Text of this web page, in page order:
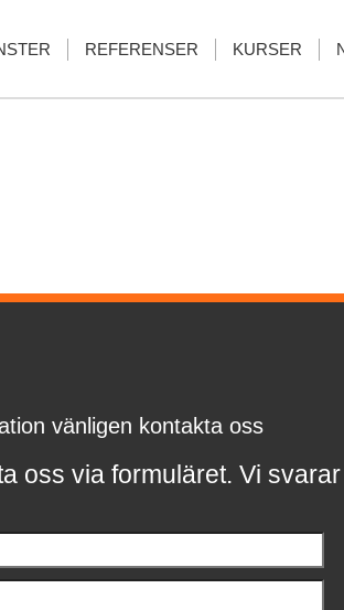
REFERENSER KURSER
vänligen kontakta oss
oss via formuläret. Vi svarar